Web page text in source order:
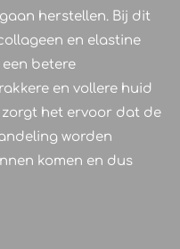
herstellen. Bij dit
en elastine
betere
en vollere huid
zorgt het ervoor dat de
worden
komen en dus